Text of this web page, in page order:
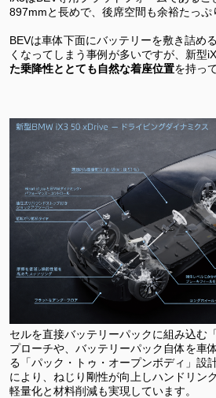
897mmと長めで、後席空間も余裕たっぷ
BEVは車体下面にバッテリーを敷き詰め
くなってしまう事例が多いですが、新型
た乗降性ととても自然な着座位置を持っ
セルを直接バッテリーパックに組み込む
プローチや、バッテリーパック自体を車
る「パック・トゥ・オープンボディ」設
により、ねじり剛性が向上しハンドリン
軽量化と材料削減も実現しています。